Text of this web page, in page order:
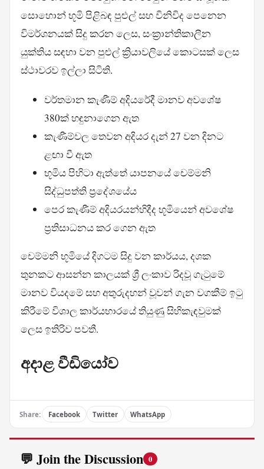
සොහොන් භූමි පිළිබඳ පුළුල් සහ විනිවිද පෙනෙන
විමර්ශනයක් සිදු කරන ලෙස, සංක්‍රාන්තිකාලීන
යුක්තිය සඳහා වන පුළුල් ක්‍රියාවලියේ කොටසක් ලෙස
ස්ථාවරව ඉල්ලා සිටිති.
වර්තමාන කැණීම් අදියරේදී මානව අවශේෂ
380ක් හඳුනාගෙන ඇත
කැණීම්වල තෙවන අදියර දැන් 27 වන දිනට
ළඟා වී ඇත
භූමිය පිහිටා ඇත්තේ යාපනයේ චෙම්මනි
සිද්ධුපත්ති ප්‍රදේශයේය
පෙර කැණීම් අදියරයන්හිදීද භූමියෙන් අවශේෂ
ප්‍රතිසාධනය කර ගෙන ඇත
චෙම්මනි භූමියේ දිගටම සිදු වන කාර්යය, දශක
තුනකට ආසන්න කාලයක් ශ්‍රී ලංකාව රිදවූ ගැටුමේ
මානව වියදමේ සහ අතුරුදහන් වූවන් ගැන වගකීම් ඉටු
කිරීමේ විශාල කාර්යභාරයේ තියුණු සිහිකැඳවුමක්
ලෙස ඉතිරිව පවතී.
අදාළ වීඩියෝව
Share: Facebook Twitter WhatsApp
💬 Join the Discussion 0